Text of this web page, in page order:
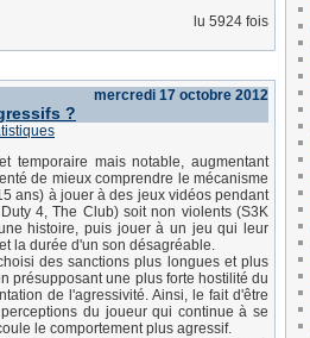
lu 5924 fois
mercredi 17 octobre 2012
?
temporaire mais notable, augmentant
de mieux comprendre le mécanisme
ans) à jouer à des jeux vidéos pendant
4, The Club) soit non violents (S3K
histoire, puis jouer à un jeu qui leur
la durée d'un son désagréable.
des sanctions plus longues et plus
présupposant une plus forte hostilité du
de l'agressivité. Ainsi, le fait d'être
du joueur qui continue à se
le comportement plus agressif.